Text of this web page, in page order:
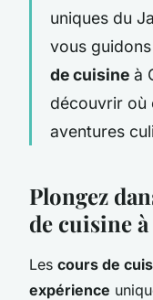
uniques du
vous
de cuisine à
découvrir où
aventures
Plongez
de cuisine à
Les cours de
expérience